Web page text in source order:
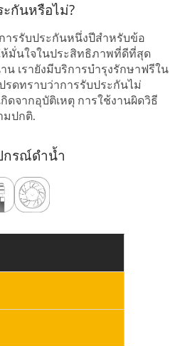
กันหรือไม่?
รรับประกันหนึ่งปีสำหรับข้อ
ห้มั่นใจในประสิทธิภาพที่ดีที่สุด
น เรายังมีบริการบำรุงรักษาฟรีใน
รดทราบว่าการรับประกันไม่
ดจากอุบัติเหตุ การใช้งานผิดวิธี
มปกติ.
กรณ์ดำน้ำ